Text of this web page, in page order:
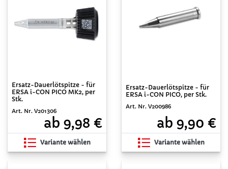
Ersatz-Dauerlötspitze - für
ERSA i-CON PICO MK2, per
Stk.
Art. Nr. V201306
ab 9,98 €
Variante wählen
Ersatz-Dauerlötspitze - für
ERSA i-CON PICO, per Stk.
Art. Nr. V200986
ab 9,90 €
Variante wählen